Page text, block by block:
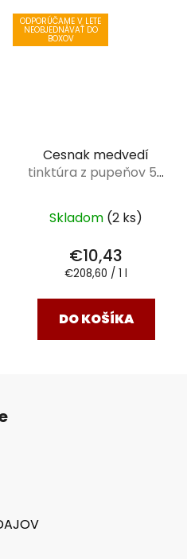
ODPORÚČAME V LETE
NEOBJEDNÁVAŤ DO
BOXOV
Cesnak medvedí
tinktúra z pupeňov 50
Skladom (2 ks)
€10,43
Jednotková
€208,60 / 1 l
DO KOŠÍKA